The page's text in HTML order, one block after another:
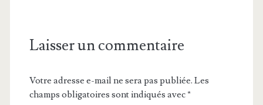
Laisser un commentaire
Votre adresse e-mail ne sera pas publiée. Les
champs obligatoires sont indiqués avec*